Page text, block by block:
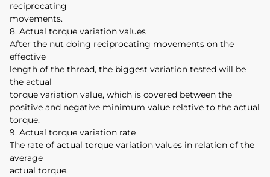
reciprocating
movements.
8. Actual torque variation values
After the nut doing reciprocating movements on the
effective
length of the thread, the biggest variation tested will be
the actual
torque variation value, which is covered between the
positive and negative minimum value relative to the actual
torque.
9. Actual torque variation rate
The rate of actual torque variation values in relation of the
average
actual torque.